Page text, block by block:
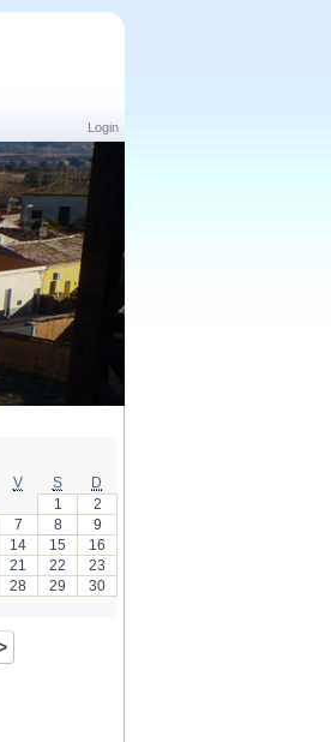
Login
V S
D
1
2
7 8
9
14 15
16
21 22
23
28 29
30